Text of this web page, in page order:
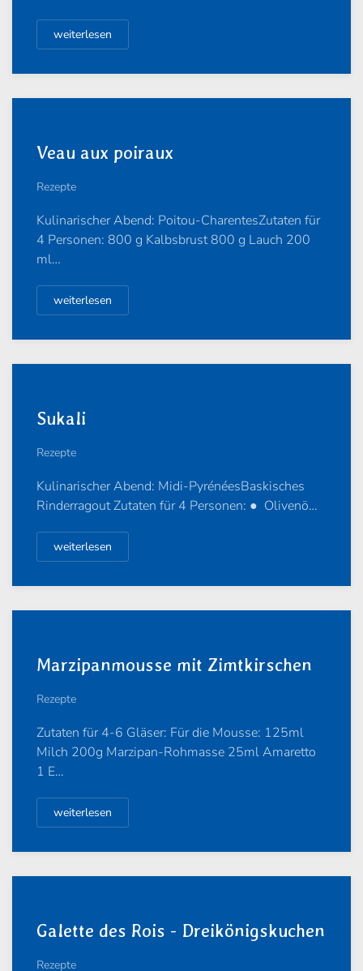
weiterlesen
Veau aux poiraux
Rezepte
Kulinarischer Abend: Poitou-CharentesZutaten für
4 Personen: 800 g Kalbsbrust 800 g Lauch 200
ml…
weiterlesen
Sukali
Rezepte
Kulinarischer Abend: Midi-PyrénéesBaskisches
Rinderragout Zutaten für 4 Personen: ● Olivenö…
weiterlesen
Marzipanmousse mit Zimtkirschen
Rezepte
Zutaten für 4-6 Gläser: Für die Mousse: 125ml
Milch 200g Marzipan-Rohmasse 25ml Amaretto
1 E…
weiterlesen
Galette des Rois - Dreikönigskuchen
Rezepte